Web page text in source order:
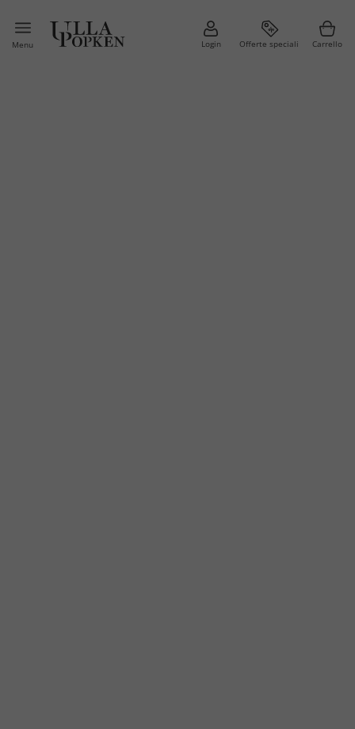
Menu Login Offerte speciali Carrello